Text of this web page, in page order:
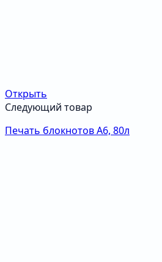
Открыть
Следующий товар
Печать блокнотов А6, 80л